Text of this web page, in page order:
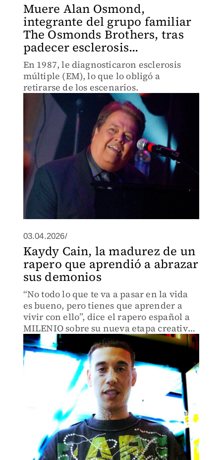
Muere Alan Osmond,
integrante del grupo familiar
The Osmonds Brothers, tras
padecer esclerosis...
En 1987, le diagnosticaron esclerosis
múltiple (EM), lo que lo obligó a
retirarse de los escenarios.
03.04.2026/
Kaydy Cain, la madurez de un
rapero que aprendió a abrazar
sus demonios
“No todo lo que te va a pasar en la vida
es bueno, pero tienes que aprender a
vivir con ello”, dice el rapero español a
MILENIO sobre su nueva etapa creativa
y personal.